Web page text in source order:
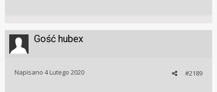
Gość hubex
#2189
Napisano 4 Lutego 2020